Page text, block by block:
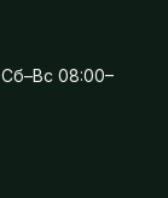
08:00–